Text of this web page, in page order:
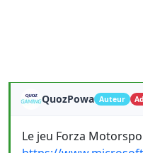
QuozPowa Auteur
Le jeu Forza